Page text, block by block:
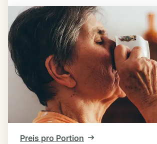
Preis pro Portion